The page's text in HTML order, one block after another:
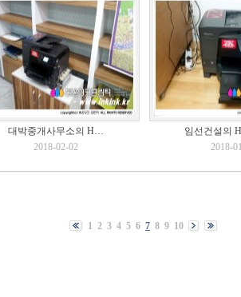
대박중개사무소의 H…
2018-02-02
임선건설의
2018-
1 2 3 4 5 6 7 8 9 10